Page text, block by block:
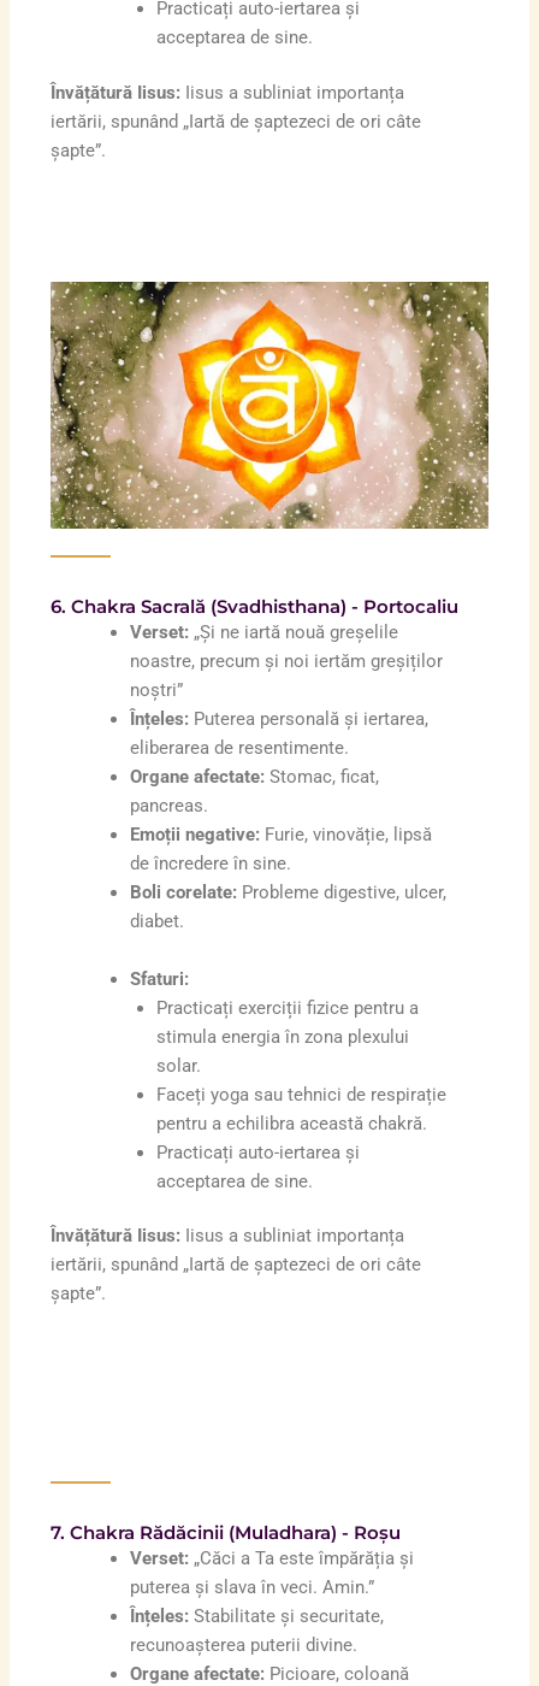
Practicați auto-iertarea și
acceptarea de sine.
Învățătură Iisus: Iisus a subliniat importanța
iertării, spunând „Iartă de șaptezeci de ori câte
șapte”.
6. Chakra Sacrală (Svadhisthana) - Portocaliu
Verset: „Și ne iartă nouă greșelile
noastre, precum și noi iertăm greșiților
noștri”
Înțeles: Puterea personală și iertarea,
eliberarea de resentimente.
Organe afectate: Stomac, ficat,
pancreas.
Emoții negative: Furie, vinovăție, lipsă
de încredere în sine.
Boli corelate: Probleme digestive, ulcer,
diabet.
Sfaturi:
Practicați exerciții fizice pentru a
stimula energia în zona plexului
solar.
Faceți yoga sau tehnici de respirație
pentru a echilibra această chakră.
Practicați auto-iertarea și
acceptarea de sine.
Învățătură Iisus: Iisus a subliniat importanța
iertării, spunând „Iartă de șaptezeci de ori câte
șapte”.
7. Chakra Rădăcinii (Muladhara) - Roșu
Verset: „Căci a Ta este împărăția și
puterea și slava în veci. Amin.”
Înțeles: Stabilitate și securitate,
recunoașterea puterii divine.
Organe afectate: Picioare, coloană